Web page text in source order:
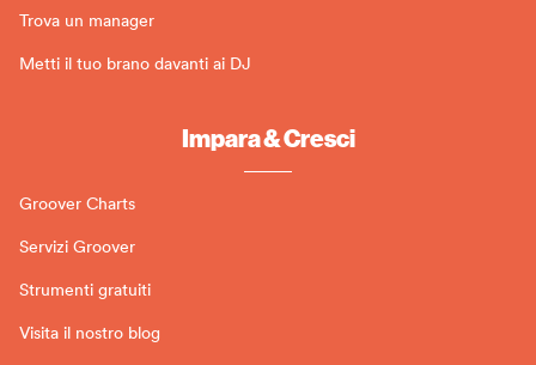
Trova un manager
Metti il tuo brano davanti ai DJ
Impara & Cresci
Groover Charts
Servizi Groover
Strumenti gratuiti
Visita il nostro blog